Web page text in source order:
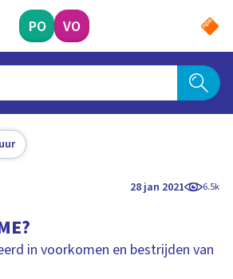
PO VO
28 jan 2021 6.5k
in voorkomen en bestrijden van